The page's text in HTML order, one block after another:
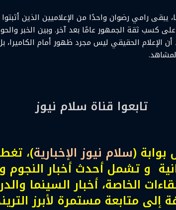
رامي رضوان واحدًا من الإعلاميين الذين
كسب ثقة الجمهور عامًا بعد آخر. وبين الخبر
الإعلام الحقيقي ليس مجرد ظهور أمام الكاميرا،
تابعوا قناة سلام نيوز
(سلام نيوز الإخبارية)،
و تشمل أحدث أخبار النجوم
الخاصة، أخبار السينما
إلى متابعة مستمرة لأبرز